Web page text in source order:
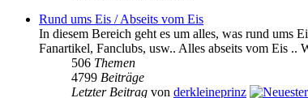
Rund ums Eis / Abseits vom Eis
In diesem Bereich geht es um alles, was rund ums
Fanartikel, Fanclubs, usw.. Alles abseits vom Eis ..
506 Themen
4799 Beiträge
Letzter Beitrag von derkleineprinz